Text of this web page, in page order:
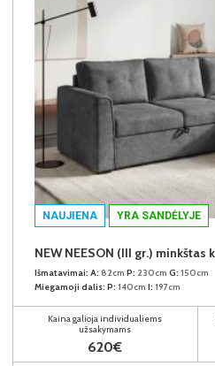
NAUJIENA YRA SANDĖLYJE
Išmatavimai: A: 82cm P: 230cm G: 150cm
Miegamoji dalis: P: 140cm I: 197cm
Kaina galioja individualiems
užsakymams
620€